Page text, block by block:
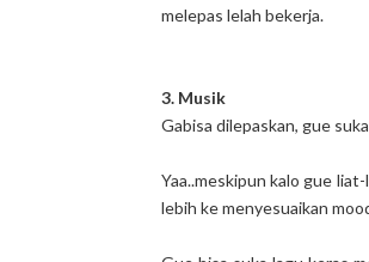
melepas lelah bekerja.
3. Musik
Gabisa dilepaskan, gue
Yaa..meskipun kalo gue
lebih ke menyesuaikan